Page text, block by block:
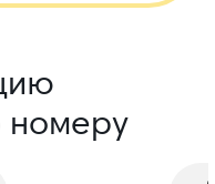
номеру